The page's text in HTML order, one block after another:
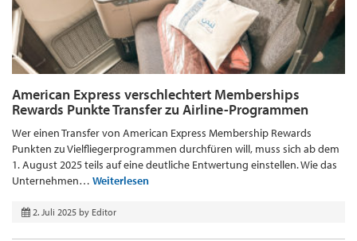
American Express verschlechtert Memberships
Rewards Punkte Transfer zu Airline-Programmen
Wer einen Transfer von American Express Membership Rewards
Punkten zu Vielfliegerprogrammen durchfüren will, muss sich ab dem
1. August 2025 teils auf eine deutliche Entwertung einstellen. Wie das
Unternehmen… Weiterlesen
2. Juli 2025 by Editor